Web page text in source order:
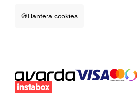
🍪Hantera cookies